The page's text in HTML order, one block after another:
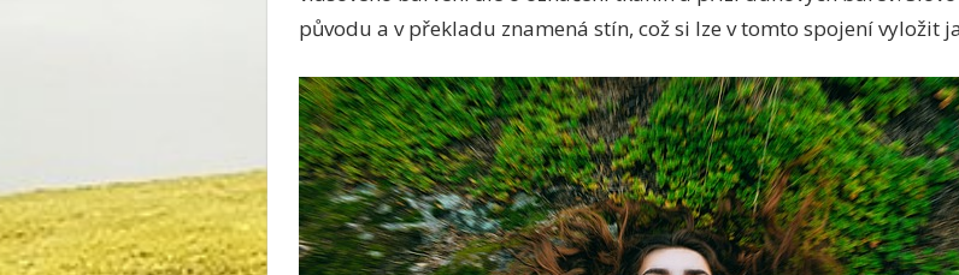
původu a v překladu znamená stín, což si lze v tomto spojení vyložit